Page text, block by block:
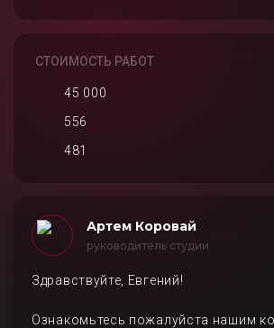
СТОИМОСТЬ РАБОТ
45 000
556
481
Артем Коровай
руководитель студии
Здравствуйте, Евгений!
Ознакомьтесь пожалуйста нашим